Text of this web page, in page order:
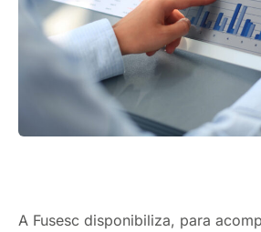
A Fusesc disponibiliza, para